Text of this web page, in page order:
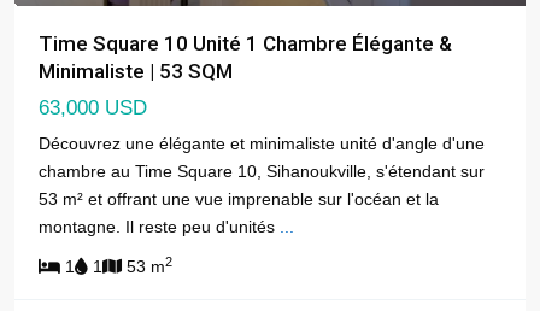
Time Square 10 Unité 1 Chambre Élégante &
Minimaliste | 53 SQM
63,000 USD
Découvrez une élégante et minimaliste unité d'angle d'une
chambre au Time Square 10, Sihanoukville, s'étendant sur
53 m² et offrant une vue imprenable sur l'océan et la
montagne. Il reste peu d'unités ...
1 1 53 m2